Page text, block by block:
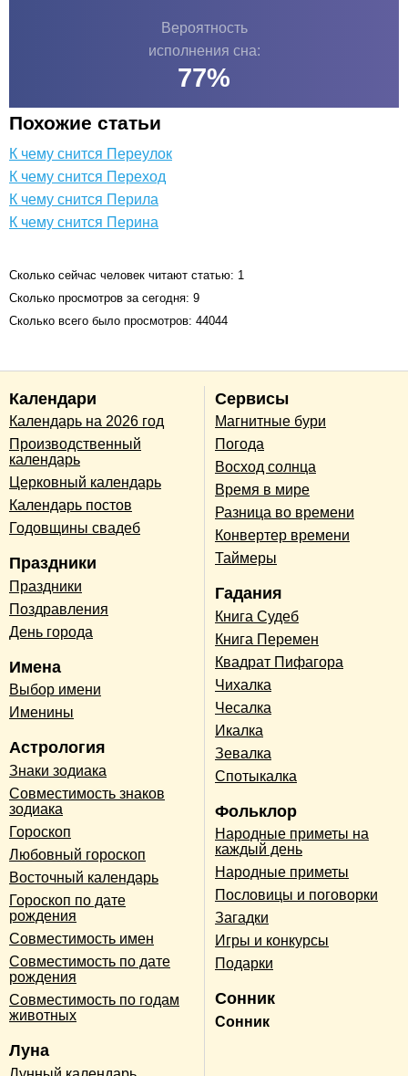
Вероятность
исполнения сна:
77%
Похожие статьи
К чему снится Переулок
К чему снится Переход
К чему снится Перила
К чему снится Перина
Сколько сейчас человек читают статью: 1
Сколько просмотров за сегодня: 9
Сколько всего было просмотров: 44044
Календари
Календарь на 2026 год
Производственный
календарь
Церковный календарь
Календарь постов
Годовщины свадеб
Праздники
Праздники
Поздравления
День города
Имена
Выбор имени
Именины
Астрология
Знаки зодиака
Совместимость знаков
зодиака
Гороскоп
Любовный гороскоп
Восточный календарь
Гороскоп по дате
рождения
Совместимость имен
Совместимость по дате
рождения
Совместимость по годам
животных
Луна
Сервисы
Магнитные бури
Погода
Восход солнца
Время в мире
Разница во времени
Конвертер времени
Таймеры
Гадания
Книга Судеб
Книга Перемен
Квадрат Пифагора
Чихалка
Чесалка
Икалка
Зевалка
Спотыкалка
Фольклор
Народные приметы на
каждый день
Народные приметы
Пословицы и поговорки
Загадки
Игры и конкурсы
Подарки
Сонник
Сонник